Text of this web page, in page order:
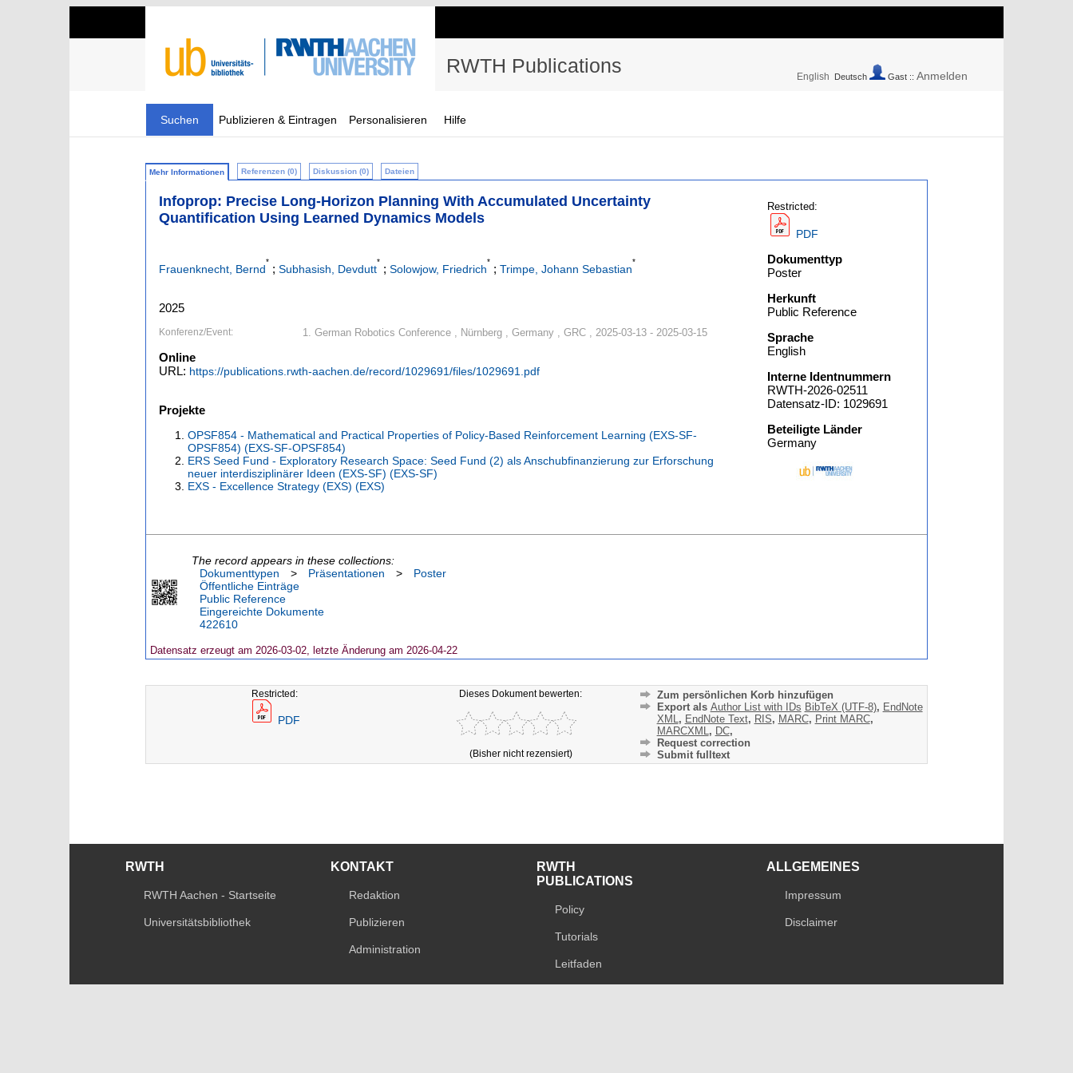
RWTH Publications English Deutsch Gast :: Anmelden
Suchen Publizieren & Eintragen Personalisieren Hilfe
Mehr Informationen Referenzen (0) Diskussion (0) Dateien
Infoprop: Precise Long-Horizon Planning With Accumulated Uncertainty
Quantification Using Learned Dynamics Models
Frauenknecht, Bernd
*
; Subhasish, Devdutt
*
; Solowjow, Friedrich
*
; Trimpe, Johann Sebastian
*
2025
Konferenz/Event: 1. German Robotics Conference , Nürnberg , Germany , GRC , 2025-03-13 - 2025-03-15
Online
URL: https://publications.rwth-aachen.de/record/1029691/files/1029691.pdf
Projekte
OPSF854 - Mathematical and Practical Properties of Policy-Based Reinforcement Learning (EXS-SF-
OPSF854) (EXS-SF-OPSF854)
ERS Seed Fund - Exploratory Research Space: Seed Fund (2) als Anschubfinanzierung zur Erforschung
neuer interdisziplinärer Ideen (EXS-SF) (EXS-SF)
EXS - Excellence Strategy (EXS) (EXS)
Restricted:
PDF
Dokumenttyp
Poster
Herkunft
Public Reference
Sprache
English
Interne Identnummern
RWTH-2026-02511
Datensatz-ID: 1029691
Beteiligte Länder
Germany
The record appears in these collections:
Dokumenttypen
> Präsentationen >
Poster
Öffentliche Einträge
Public Reference
Eingereichte Dokumente
422610
Datensatz erzeugt am 2026-03-02, letzte Änderung am 2026-04-22
Restricted:
PDF
Dieses Dokument bewerten:
(Bisher nicht rezensiert)
Zum persönlichen Korb hinzufügen
Export als Author List with IDs BibTeX (UTF-8), EndNote
XML , EndNote Text, RIS, MARC, Print MARC,
MARCXML , DC,
Request correction
Submit fulltext
RWTH
RWTH Aachen - Startseite
Universitätsbibliothek
KONTAKT
Redaktion
Publizieren
Administration
RWTH
PUBLICATIONS
Policy
Tutorials
Leitfaden
ALLGEMEINES
Impressum
Disclaimer